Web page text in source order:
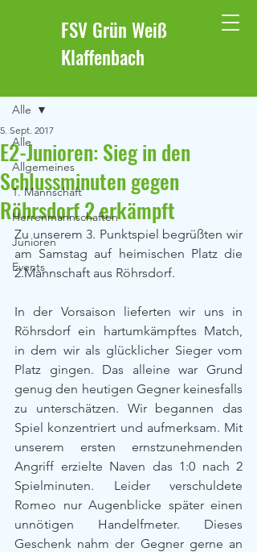
FSV Grün Weiß
Klaffenbach
Alle
Allgemeines
1. Mannschaft
Herrenmannschaften
Junioren
Events
Alle
E2-Junioren: Sieg in den
Schlussminuten gegen
Röhrsdorf 2 erkämpft
5. Sept. 2017
Zu unserem 3. Punktspiel begrüßten wir
am Samstag auf heimischen Platz die
2.Mannschaft aus Röhrsdorf.
In der Vorsaison lieferten wir uns in
Röhrsdorf ein hartumkämpftes Match,
in dem wir als glücklicher Sieger vom
Platz gingen. Das alleine war Grund
genug den heutigen Gegner keinesfalls
zu unterschätzen. Wir begannen das
Spiel konzentriert und aufmerksam. Mit
unserem ersten ernstzunehmenden
Angriff erzielte Naven das 1:0 nach 2
Spielminuten. Leider verschuldete
Romeo nur Augenblicke später einen
unnötigen Handelfmeter. Dieses
Geschenk nahm der Gegner gerne an